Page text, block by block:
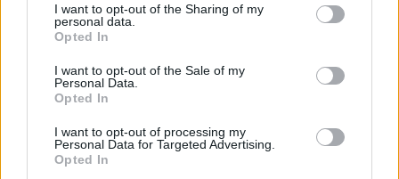
I want to opt-out of the Sharing of my
personal data.
Opted In
I want to opt-out of the Sale of my
Personal Data.
Opted In
I want to opt-out of processing my
Personal Data for Targeted Advertising.
Opted In
A keresett cikk a portfolio.hu hírarchívumához
tartozik, melynek olvasása előfizetéses
regisztrációhoz kötött.
Az előfizetés a következőket tartalmazza:
Portfolio.hu teljes cikkarchívum
Kötéslisták: BÉT elmúlt 2 év napon belüli
kötéslistái